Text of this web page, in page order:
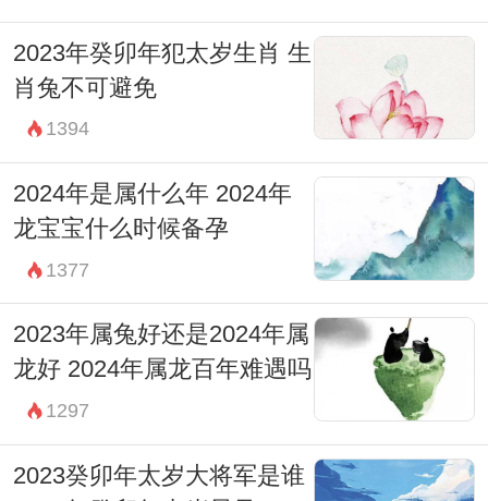
2023年癸卯年犯太岁生肖 生
肖兔不可避免
1394
2024年是属什么年 2024年
龙宝宝什么时候备孕
1377
2023年属兔好还是2024年属
龙好 2024年属龙百年难遇吗
1297
2023癸卯年太岁大将军是谁